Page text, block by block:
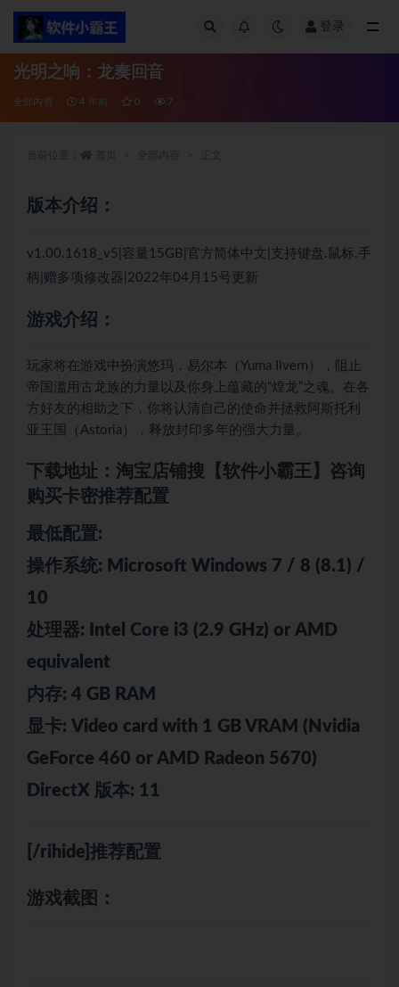
登录
光明之响：龙奏回音
全部内容 4 年前 0 7
版本介绍：
v1.00.1618_v5|容量15GB|官方简体中文|支持键盘.鼠标.手
柄|赠多项修改器|2022年04月15号更新
游戏介绍：
玩家将在游戏中扮演悠玛．易尔本（Yuma Ilvern），阻止
帝国滥用古龙族的力量以及你身上蕴藏的“煌龙”之魂。在各
方好友的相助之下，你将认清自己的使命并拯救阿斯托利
亚王国（Astoria），释放封印多年的强大力量。
下载地址：淘宝店铺搜【软件小霸王】咨询
购买卡密推荐配置
最低配置:
操作系统: Microsoft Windows 7 / 8 (8.1) /
10
处理器: Intel Core i3 (2.9 GHz) or AMD
equivalent
内存: 4 GB RAM
显卡: Video card with 1 GB VRAM (Nvidia
GeForce 460 or AMD Radeon 5670)
DirectX 版本: 11
[/rihide]推荐配置
游戏截图：